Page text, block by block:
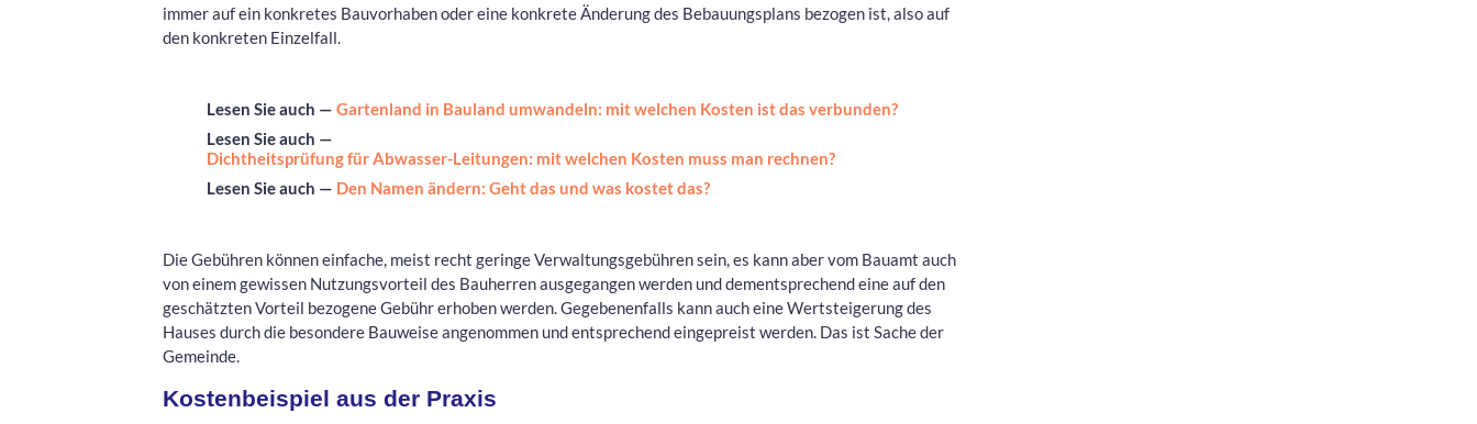
immer auf ein konkretes Bauvorhaben oder eine konkrete Änderung des Bebauungsplans bezogen ist, also auf
den konkreten Einzelfall.
Lesen Sie auch — Gartenland in Bauland umwandeln: mit welchen Kosten ist das verbunden?
Lesen Sie auch —
Dichtheitsprüfung für Abwasser-Leitungen: mit welchen Kosten muss man rechnen?
Lesen Sie auch — Den Namen ändern: Geht das und was kostet das?
Die Gebühren können einfache, meist recht geringe Verwaltungsgebühren sein, es kann aber vom Bauamt auch
von einem gewissen Nutzungsvorteil des Bauherren ausgegangen werden und dementsprechend eine auf den
geschätzten Vorteil bezogene Gebühr erhoben werden. Gegebenenfalls kann auch eine Wertsteigerung des
Hauses durch die besondere Bauweise angenommen und entsprechend eingepreist werden. Das ist Sache der
Gemeinde.
Kostenbeispiel aus der Praxis